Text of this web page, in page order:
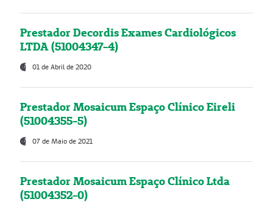
Prestador Decordis Exames Cardiológicos
LTDA (51004347-4)
01 de Abril de 2020
Prestador Mosaicum Espaço Clínico Eireli
(51004355-5)
07 de Maio de 2021
Prestador Mosaicum Espaço Clínico Ltda
(51004352-0)